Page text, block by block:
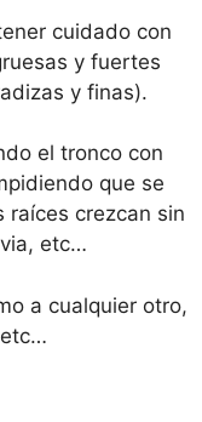
cuidado con
y fuertes
y finas).
el tronco con
que se
raíces crezcan sin
etc…
a cualquier otro,